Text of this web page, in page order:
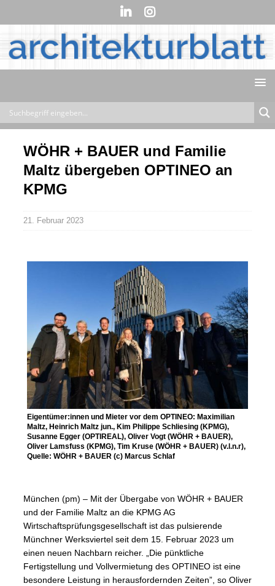
WÖHR + BAUER und Familie
Maltz übergeben OPTINEO an
KPMG
21. Februar 2023
Eigentümer:innen und Mieter vor dem OPTINEO: Maximilian
Maltz, Heinrich Maltz jun., Kim Philippe Schliesing (KPMG),
Susanne Egger (OPTIREAL), Oliver Vogt (WÖHR + BAUER),
Oliver Lamsfuss (KPMG), Tim Kruse (WÖHR + BAUER) (v.l.n.r),
Quelle: WÖHR + BAUER (c) Marcus Schlaf
München (pm) – Mit der Übergabe von WÖHR + BAUER
und der Familie Maltz an die KPMG AG
Wirtschaftsprüfungsgesellschaft ist das pulsierende
Münchner Werksviertel seit dem 15. Februar 2023 um
einen neuen Nachbarn reicher. „Die pünktliche
Fertigstellung und Vollvermietung des OPTINEO ist eine
besondere Leistung in herausfordernden Zeiten”, so Oliver